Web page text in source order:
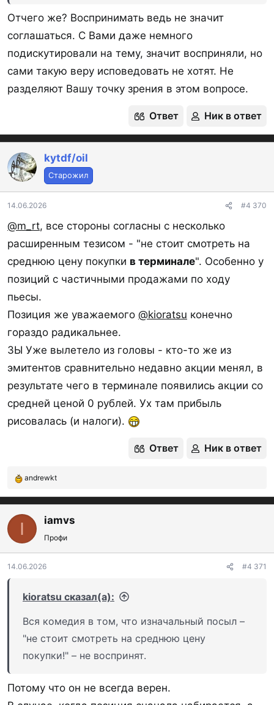
Отчего же? Воспринимать ведь не значит
соглашаться. С Вами даже немного
подискутировали на тему, значит восприняли, но
сами такую веру исповедовать не хотят. Не
разделяют Вашу точку зрения в этом вопросе.
Ответ Ник в ответ
kytdf/oil
Старожил
14.06.2026 #4 370
@m_rt, все стороны согласны с несколько
расширенным тезисом - "не стоит смотреть на
среднюю цену покупки в терминале". Особенно у
позиций с частичными продажами по ходу
пьесы.
Позиция же уважаемого @kioratsu конечно
гораздо радикальнее.
ЗЫ Уже вылетело из головы - кто-то же из
эмитентов сравнительно недавно акции менял, в
результате чего в терминале появились акции со
средней ценой 0 рублей. Ух там прибыль
рисовалась (и налоги).
Ответ Ник в ответ
Р
е
а
к
и
и
:
andrewkt
I iamvs
Профи
14.06.2026 #4 371
kioratsu сказал(а):
Вся комедия в том, что изначальный посыл –
"не стоит смотреть на среднюю цену
покупки!" – не воспринят.
Потому что он не всегда верен.